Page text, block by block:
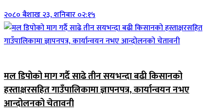
२०८० बैशाख २३, शनिबार ०२:१५
मल डिपोको माग गर्दै साढे तीन सयभन्दा बढी किसानको
हस्ताक्षरसहित गाउँपालिकामा ज्ञापनपत्र, कार्यान्वयन नभए
आन्दोलनको चेतावनी